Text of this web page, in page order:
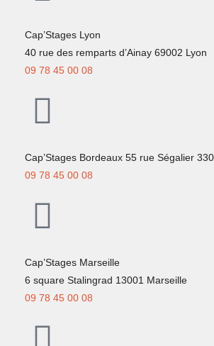
Cap’Stages Lyon
40 rue des remparts d’Ainay 69002 Lyon
09 78 45 00 08
Cap’Stages Bordeaux 55 rue Ségalier
09 78 45 00 08
Cap’Stages Marseille
6 square Stalingrad 13001 Marseille
09 78 45 00 08